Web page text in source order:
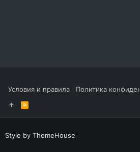
Условия и правила Политика
R
S
S
Style by ThemeHouse